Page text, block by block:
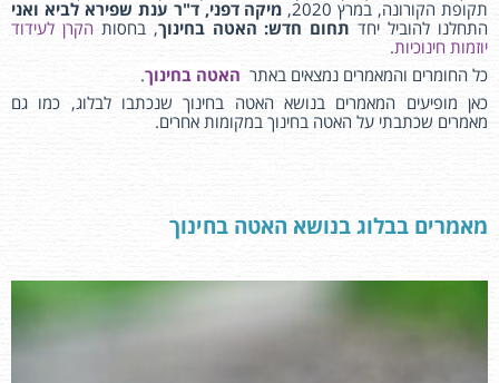
תקופת הקורונה, במרץ 2020,
מיקה דפני, ד"ר ענת שפירא לביא ואני
התחלנו להוביל יחד תחום חדש: האטה בחינוך, בחסותהקרן לעידוד
יוזמות חינוכיות.
כל החומרים והמאמרים נמצאים באתר האטה בחינוך.
כאן מופיעים המאמרים בנושא האטה בחינוך שנכתבו לבלוג, כמו גם
מאמרים שכתבתי על האטה בחינוך במקומות אחרים.
מאמרים בבלוג בנושא האטה בחינוך